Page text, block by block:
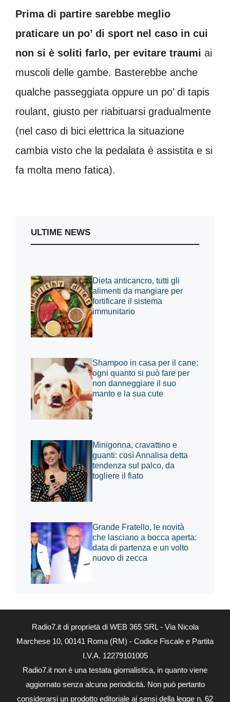
Prima di partire sarebbe meglio
praticare un po’ di sport nel caso in cui
non si è soliti farlo, per evitare traumi ai
muscoli delle gambe. Basterebbe anche
qualche passeggiata oppure un po’ di tapis
roulant, giusto per riabituarsi gradualmente
(nel caso di bici elettrica la situazione
cambia visto che la pedalata è assistita e si
fa molta meno fatica).
ULTIME NEWS
Dieta anticancro, tutti gli
alimenti da mangiare per
fortificare il sistema
immunitario
Shampoo in casa per il cane:
ogni quanto si può fare per
non danneggiare il suo
manto e la sua cute
Minigonna, cravattino e
guanti: così Annalisa detta
tendenza sul palco, da
togliere il fiato
Grande Fratello, le novità
che lasciano a bocca aperta:
data di partenza e un volto
nuovo di zecca
Radio7.it di proprietà di WEB 365 SRL - Via Nicola
Marchese 10, 00141 Roma (RM) - Codice Fiscale e Partita
I.V.A. 12279101005
Radio7.it non è una testata giornalistica, in quanto viene
aggiornato senza alcuna periodicità. Non può pertanto
considerarsi un prodotto editoriale ai sensi della legge n. 62